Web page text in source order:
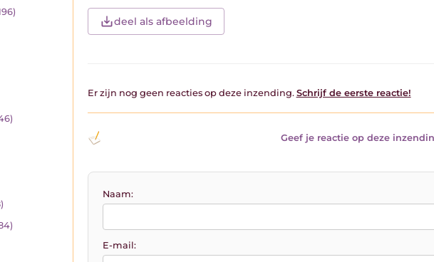
deel als afbeelding
Er zijn nog geen reacties op deze inzending. Schrijf de eerste reactie!
Geef je reactie op deze
Naam:
E-mail: